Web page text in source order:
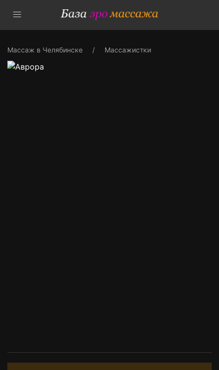
Массаж в Челябинске Массажистки